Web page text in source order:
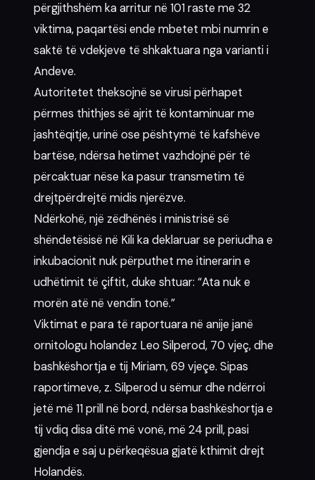
përgjithshëm ka arritur në 101 raste me 32
viktima, paqartësi ende mbetet mbi numrin e
saktë të vdekjeve të shkaktuara nga varianti i
Andeve.
Autoritetet theksojnë se virusi përhapet
përmes thithjes së ajrit të kontaminuar me
jashtëqitje, urinë ose pështymë të kafshëve
bartëse, ndërsa hetimet vazhdojnë për të
përcaktuar nëse ka pasur transmetim të
drejtpërdrejtë midis njerëzve.
Ndërkohë, një zëdhënës i ministrisë së
shëndetësisë në Kili ka deklaruar se periudha e
inkubacionit nuk përputhet me itinerarin e
udhëtimit të çiftit, duke shtuar: “Ata nuk e
morën atë në vendin tonë.”
Viktimat e para të raportuara në anije janë
ornitologu holandez Leo Silperod, 70 vjeç, dhe
bashkëshortja e tij Miriam, 69 vjeçe. Sipas
raportimeve, z. Silperod u sëmur dhe ndërroi
jetë më 11 prill në bord, ndërsa bashkëshortja e
tij vdiq disa ditë më vonë, më 24 prill, pasi
gjendja e saj u përkeqësua gjatë kthimit drejt
Holandës.